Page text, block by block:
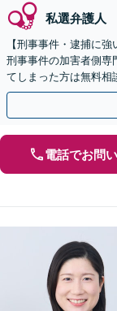
私選弁護人
【刑事事件・逮捕に
刑事事件の加害者側専
てしまった方は無料相
対応】【弁護士待機中
電話でお問